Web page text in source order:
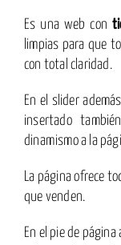
Es una web con
limpias para que
con total claridad.
En el slider
insertado
dinamismo a la
La página ofrece
que venden.
En el pie de